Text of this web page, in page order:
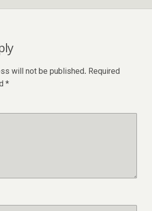
will not be published. Required
*